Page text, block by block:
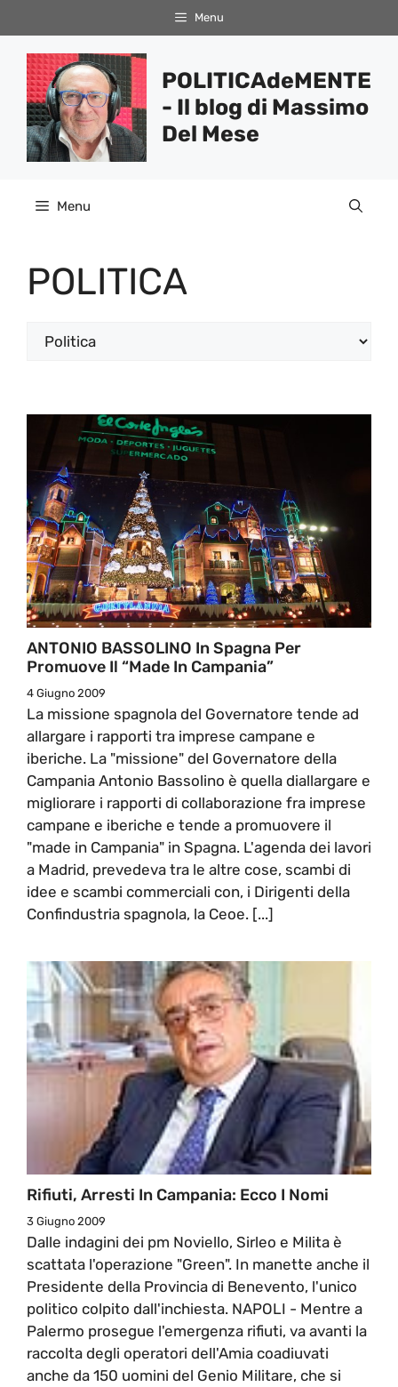
al
contenuto
Menu
POLITICAdeMENTE
- Il blog di Massimo
Del Mese
Menu
POLITICA
Categorie
ANTONIO BASSOLINO In Spagna Per
Promuove Il “made In Campania”
4 Giugno 2009
La missione spagnola del Governatore tende ad
allargare i rapporti tra imprese campane e
iberiche. La "missione" del Governatore della
Campania Antonio Bassolino è quella diallargare e
migliorare i rapporti di collaborazione fra imprese
campane e iberiche e tende a promuovere il
"made in Campania" in Spagna. L'agenda dei lavori
a Madrid, prevedeva tra le altre cose, scambi di
idee e scambi commerciali con, i Dirigenti della
Confindustria spagnola, la Ceoe. [...]
Rifiuti, Arresti In Campania: Ecco I Nomi
3 Giugno 2009
Dalle indagini dei pm Noviello, Sirleo e Milita è
scattata l'operazione "Green". In manette anche il
Presidente della Provincia di Benevento, l'unico
politico colpito dall'inchiesta. NAPOLI - Mentre a
Palermo prosegue l'emergenza rifiuti, va avanti la
raccolta degli operatori dell'Amia coadiuvati
anche da 150 uomini del Genio Militare, che si